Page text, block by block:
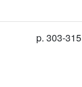
p. 303-315